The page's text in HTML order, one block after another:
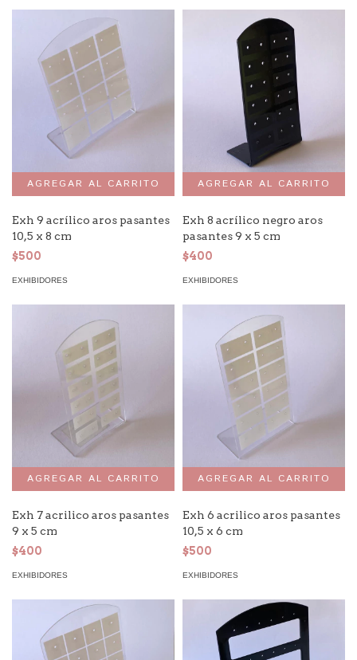
Exh 9 acrílico aros pasantes
10,5 x 8 cm
$500
EXHIBIDORES
Exh 8 acrílico negro aros
pasantes 9 x 5 cm
$400
EXHIBIDORES
Exh 7 acrilico aros pasantes
9 x 5 cm
$400
EXHIBIDORES
Exh 6 acrilico aros pasantes
10,5 x 6 cm
$500
EXHIBIDORES